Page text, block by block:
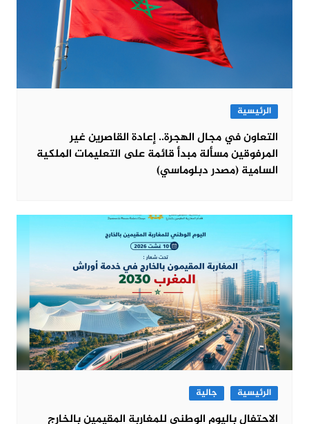
الرئيسية
التعاون في مجال الهجرة.. إعادة القاصرين غير
المرفوقين مسألة مبدأ قائمة على التعليمات الملكية
السامية (مصدر دبلوماسي)
الرئيسية جالية
الاحتفال باليوم الوطني للمغاربة المقيمين بالخارج